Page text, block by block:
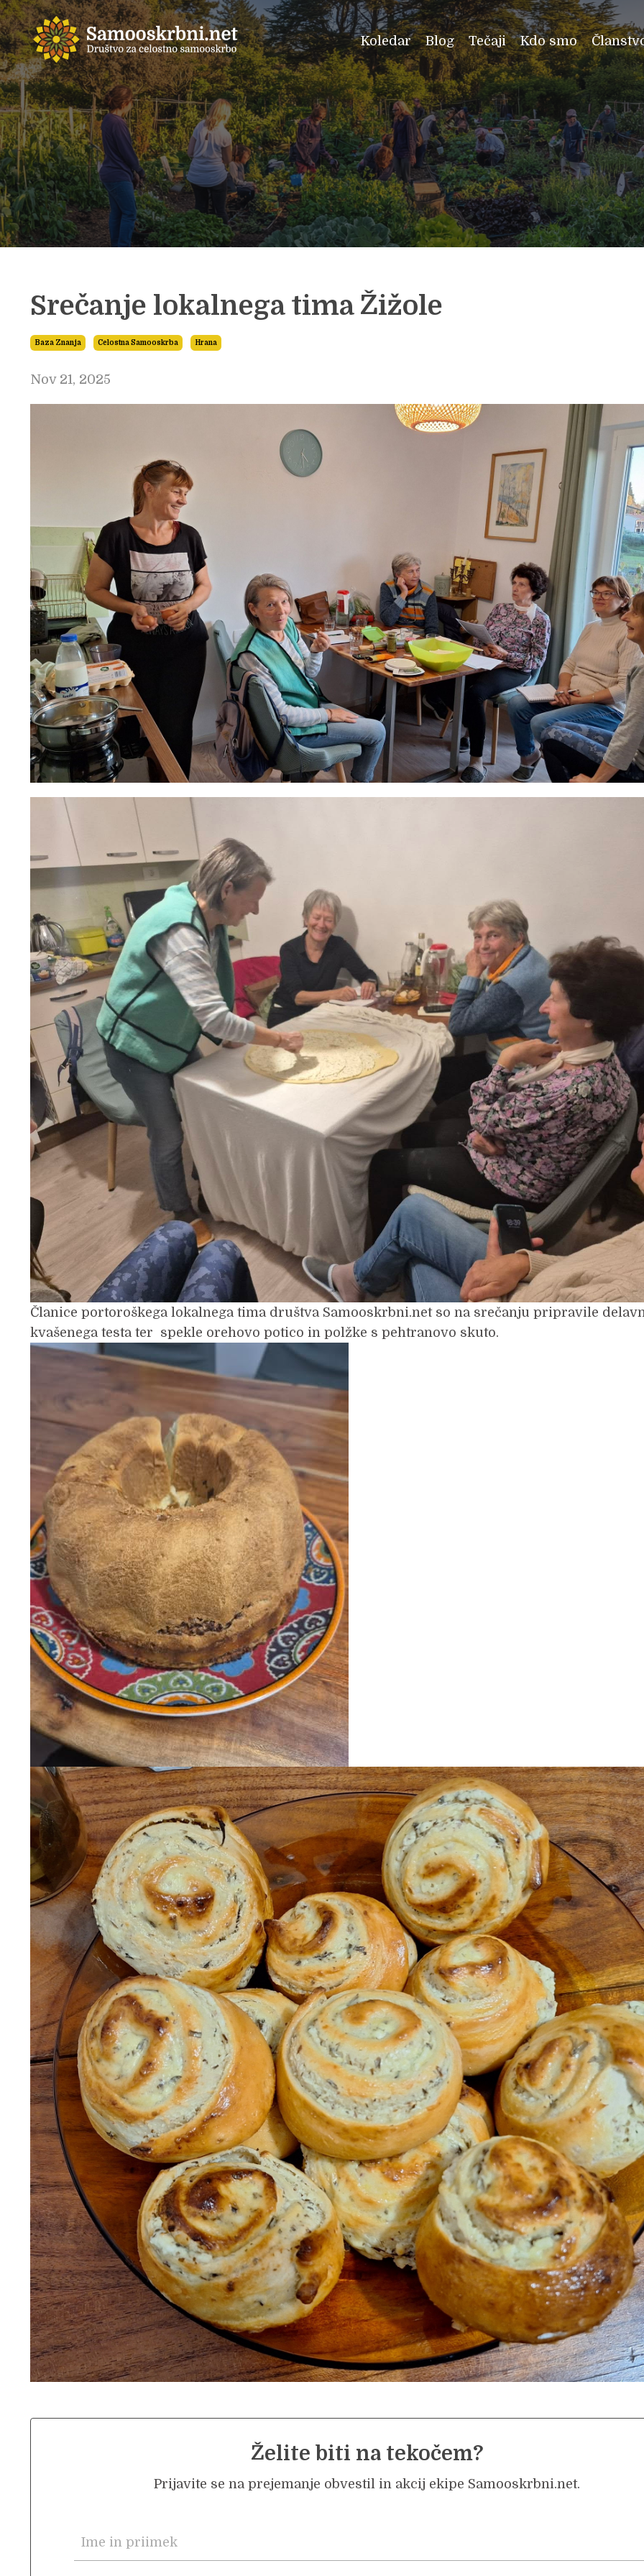
Koledar Blog Tečaji Kdo smo
Srečanje lokalnega tima Žižole
Baza Znanja Celostna Samooskrba Hrana
Nov 21, 2025
Članice portoroškega lokalnega tima društva Samooskrbni.net so na srečanju pripravile
kvašenega testa ter spekle orehovo potico in polžke s pehtranovo skuto.
Želite biti na tekočem?
Prijavite se na prejemanje obvestil in akcij ekipe Samooskrbni.net.